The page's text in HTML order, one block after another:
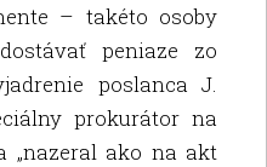
– takéto osoby
peniaze zo
poslanca J.
prokurátor na
„nazeral ako na akt